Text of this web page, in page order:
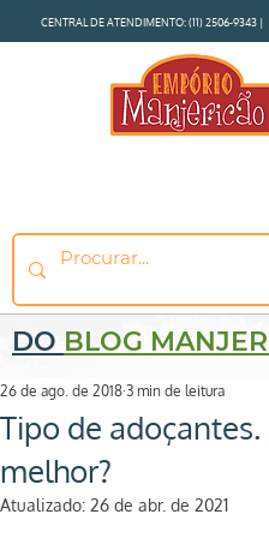
CENTRAL DE ATENDIMENTO:(11) 2506-9343 |
DO BLOG
Tipo de
melhor?
26 de ago. de 2018 3 min de leitura
Atualizado: 26 de abr. de 2021